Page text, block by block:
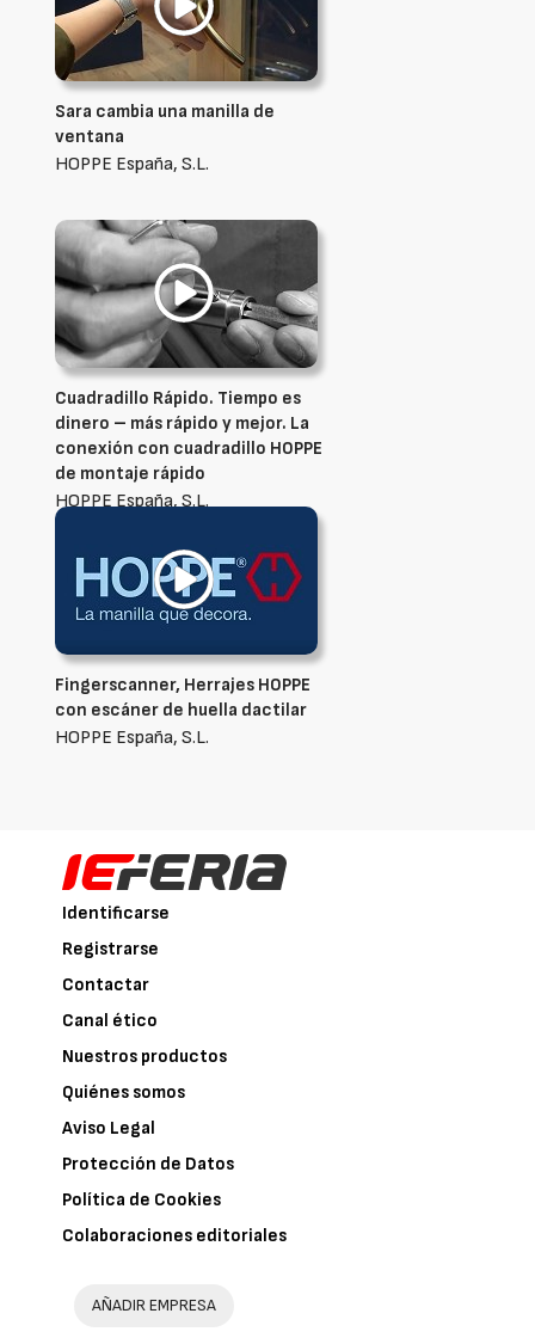
Sara cambia una manilla de
ventana
HOPPE España, S.L.
Cuadradillo Rápido. Tiempo es
dinero – más rápido y mejor. La
conexión con cuadradillo HOPPE
de montaje rápido
HOPPE España, S.L.
Fingerscanner, Herrajes HOPPE
con escáner de huella dactilar
HOPPE España, S.L.
Identificarse
Registrarse
Contactar
Canal ético
Nuestros productos
Quiénes somos
Aviso Legal
Protección de Datos
Política de Cookies
Colaboraciones editoriales
AÑADIR EMPRESA